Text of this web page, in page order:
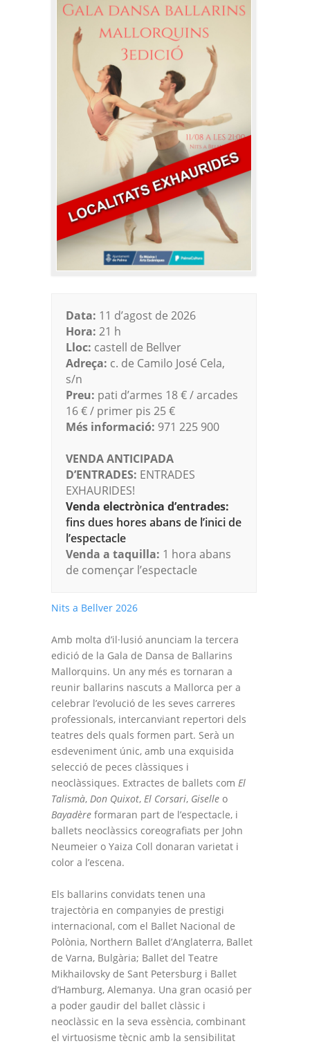
Data: 11 d’agost de 2026
Hora: 21 h
Lloc: castell de Bellver
Adreça: c. de Camilo José Cela,
s/n
Preu: pati d’armes 18 € / arcades
16 € / primer pis 25 €
Més informació: 971 225 900
VENDA ANTICIPADA
D’ENTRADES: ENTRADES
EXHAURIDES!
Venda electrònica d’entrades:
fins dues hores abans de l’inici de
l’espectacle
Venda a taquilla: 1 hora abans
de començar l’espectacle
Nits a Bellver 2026
Amb molta d’il·lusió anunciam la tercera
edició de la Gala de Dansa de Ballarins
Mallorquins. Un any més es tornaran a
reunir ballarins nascuts a Mallorca per a
celebrar l’evolució de les seves carreres
professionals, intercanviant repertori dels
teatres dels quals formen part. Serà un
esdeveniment únic, amb una exquisida
selecció de peces clàssiques i
neoclàssiques. Extractes de ballets com El
Talismà, Don Quixot, El Corsari, Giselle o
Bayadère formaran part de l’espectacle, i
ballets neoclàssics coreografiats per John
Neumeier o Yaiza Coll donaran varietat i
color a l’escena.
Els ballarins convidats tenen una
trajectòria en companyies de prestigi
internacional, com el Ballet Nacional de
Polònia, Northern Ballet d’Anglaterra, Ballet
de Varna, Bulgària; Ballet del Teatre
Mikhailovsky de Sant Petersburg i Ballet
d’Hamburg, Alemanya. Una gran ocasió per
a poder gaudir del ballet clàssic i
neoclàssic en la seva essència, combinant
el virtuosisme tècnic amb la sensibilitat